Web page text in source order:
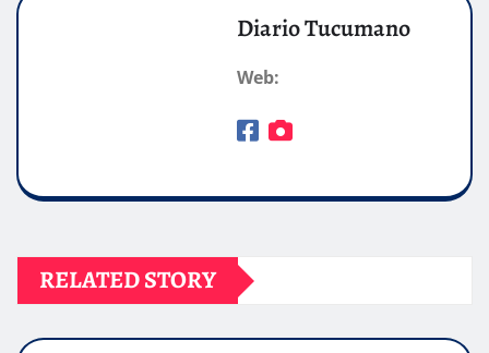
Diario Tucumano
Web:
RELATED STORY